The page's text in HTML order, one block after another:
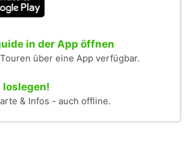
in der App öffnen
über eine App verfügbar.
loslegen!
& Infos - auch offline.